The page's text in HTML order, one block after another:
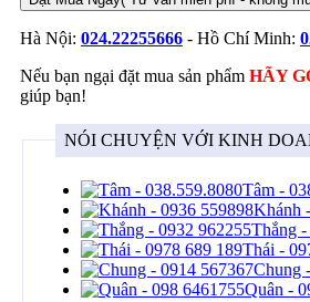
Hà Nội: 024.22255666 - Hồ Chí Minh:
Nếu bạn ngại đặt mua sản phẩm HÃY
giúp bạn!
NÓI CHUYỆN VỚI KINH
Tâm -
Khánh
Thắng
Thái -
Chung
Quân -